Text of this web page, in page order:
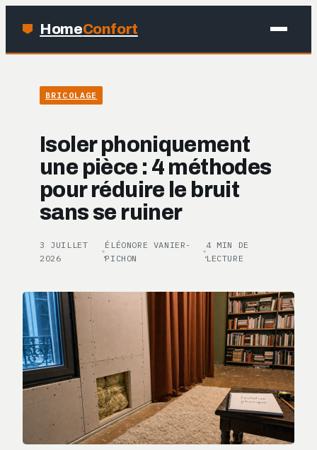
HomeConfort
JARDINAGE
DÉCO
BRICOLAGE
Isoler phoniquement
une pièce : 4 méthodes
pour réduire le bruit
sans se ruiner
3 JUILLET
2026
·
ÉLÉONORE VANIER-
PICHON
·
4 MIN DE
LECTURE